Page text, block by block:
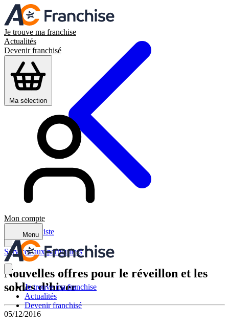
Je trouve ma franchise
Actualités
Devenir franchisé
Ma sélection
Mon compte
Menu
Je trouve ma franchise
Actualités
Devenir franchisé
Retour à la liste
Services aux particuliers
Nouvelles offres pour le réveillon et les
soldes d’hiver
05/12/2016